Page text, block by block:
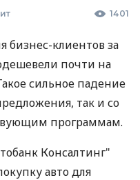
1401
бизнес-клиентов за
почти на
сильное падение
так и со
программам.
Консалтинг"
авто для